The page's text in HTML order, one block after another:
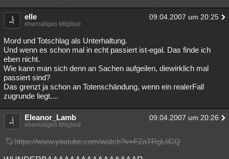
elle 09.04.2007 um 20:25
ehemaliges Mitglied
Mord und Totschlag als Unterhaltung.
Und wenn es schon mal in echt passiert ist-egal. Das finde ich
eben nicht.
Wie kann man sich denn an Sachen aufgeilen, diewirklich mal
passiert sind?
Das grenzt ja schon an Totenschändung, wenn ein realerFall
zugrunde liegt....
Eleanor_Lamb 09.04.2007 um 20:26
ehemaliges Mitglied
https://www.youtube.com/watch?v=FZaTRgLIiCQ